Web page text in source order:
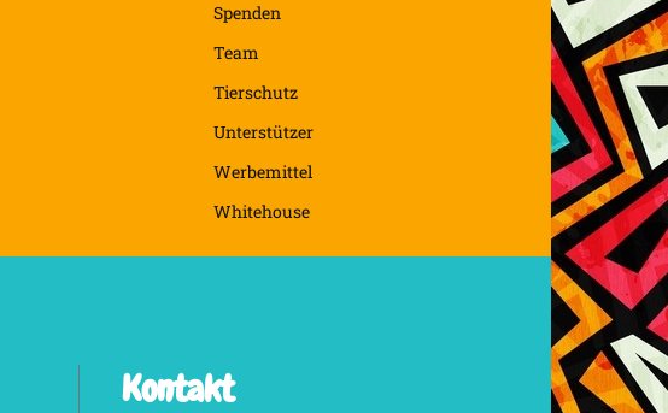
Spenden
Team
Tierschutz
Unterstützer
Werbemittel
Whitehouse
Kontakt